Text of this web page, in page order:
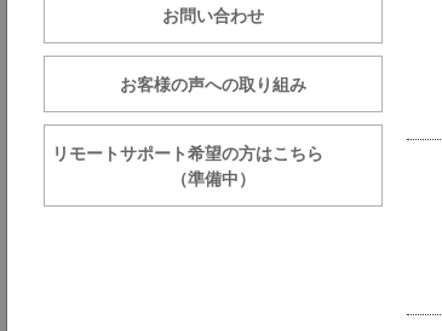
お問い合わせ
お客様の声への取り組み
リモートサポート希望の方はこちら
（準備中）